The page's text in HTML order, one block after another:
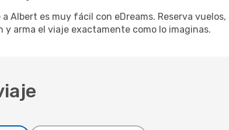
Albert es muy fácil con eDreams. Reserva
y arma el viaje exactamente como lo imaginas.